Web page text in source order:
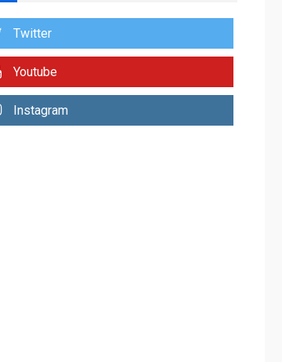
Twitter
Youtube
Instagram